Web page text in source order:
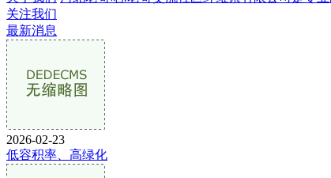
关注我们
最新消息
2026-02-23
低容积率、高绿化